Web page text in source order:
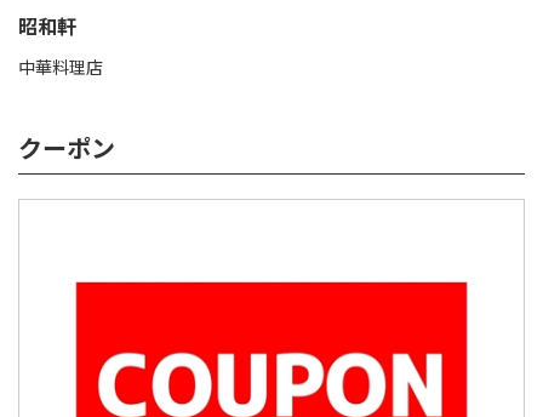
昭和軒
中華料理店
クーポン